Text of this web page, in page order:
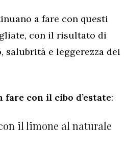
a fare con questi
con il risultato di
salubrità e leggerezza dei
con il cibo d’estate:
il limone al naturale